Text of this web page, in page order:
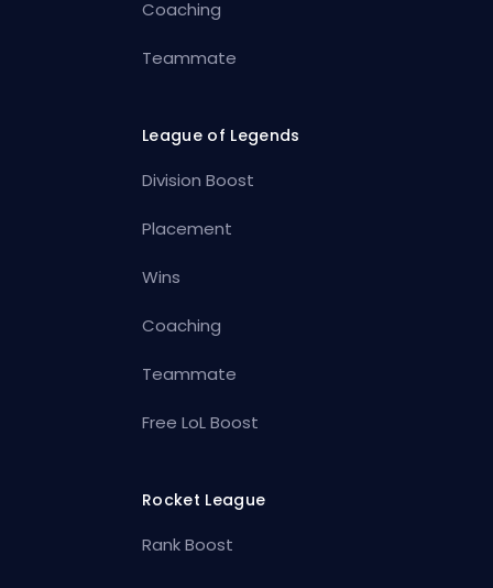
Coaching
Teammate
League of Legends
Division Boost
Placement
Wins
Coaching
Teammate
Free LoL Boost
Rocket League
Rank Boost